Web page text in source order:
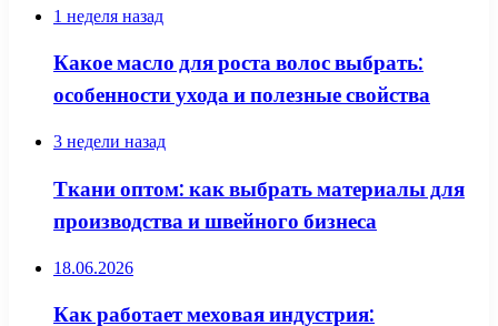
1 неделя назад
Какое масло для роста волос выбрать:
особенности ухода и полезные свойства
3 недели назад
Ткани оптом: как выбрать материалы для
производства и швейного бизнеса
18.06.2026
Как работает меховая индустрия: